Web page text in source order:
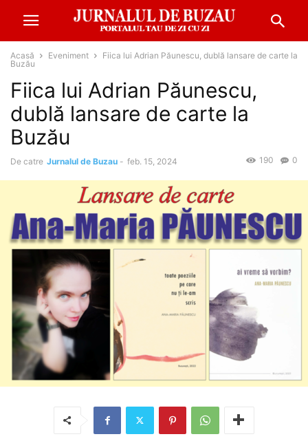
Acasă Eveniment
Fiica lui Adrian Păunescu, dublă lansare de carte la
Buzău
Fiica lui Adrian Păunescu,
dublă lansare de carte la
Buzău
De catre Jurnalul de Buzau - feb. 15, 2024 0
190